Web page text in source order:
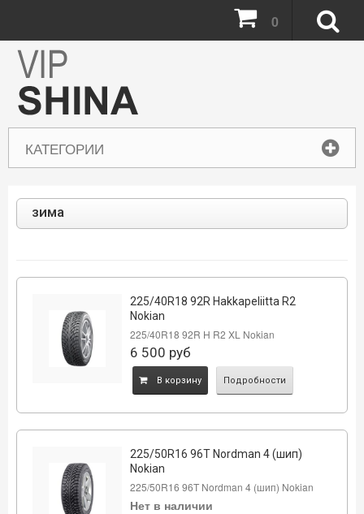
КАТЕГОРИИ
0
зима
225/40R18 92R Hakkapeliitta R2
Nokian
225/40R18 92R H R2 XL Nokian
6 500 руб
B корзину Подробности
225/50R16 96T Nordman 4 (шип)
Nokian
225/50R16 96T Nordman 4 (шип) Nokian
Нет в наличии